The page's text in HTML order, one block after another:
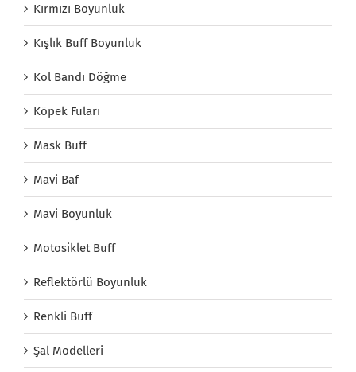
Kırmızı Boyunluk
Kışlık Buff Boyunluk
Kol Bandı Döğme
Köpek Fuları
Mask Buff
Mavi Baf
Mavi Boyunluk
Motosiklet Buff
Reflektörlü Boyunluk
Renkli Buff
Şal Modelleri